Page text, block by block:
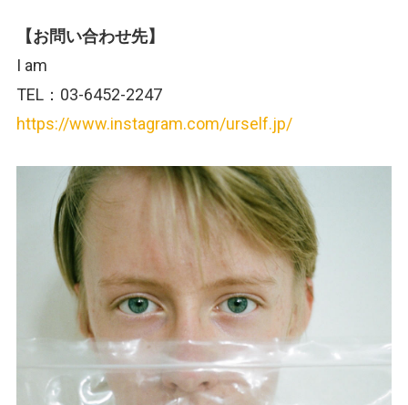
【お問い合わせ先】
I am
TEL：03-6452-2247
https://www.instagram.com/urself.jp/